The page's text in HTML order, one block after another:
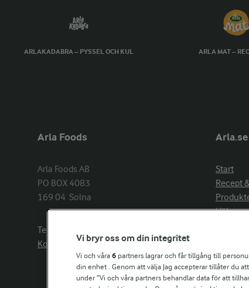
ARLAKADABRA – PYSSEL OCH KUL ARLA MAT –
Arla Foods
Arla Foods AB
PO BOX 4083
169 04  Solna
Telefon:
Kontakta oss
Arla.se
Start
Recept
Hälsa
Aktuellt
Om Arla
Nyheter
Vi bryr oss om din integritet
Vi och våra 6 partners lagrar och får tillgång till
din enhet . Genom att välja Jag accepterar tillåter du
under ”Vi och våra partners behandlar data för att